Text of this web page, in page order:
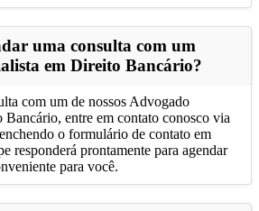
uma consulta com um
em Direito Bancário?
com um de nossos Advogado
entre em contato conosco via
o formulário de contato em
responderá prontamente para agendar
para você.